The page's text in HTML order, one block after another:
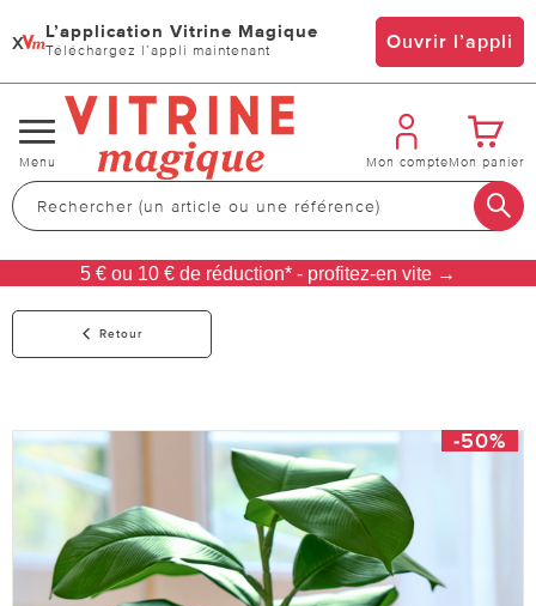
x L’application Vitrine Magique
Téléchargez l’appli maintenant Ouvrir l’appli
Changer
de
navigation
Menu Mon compteMon panier
5 € ou 10 € de réduction* - profitez-en vite →
Retour
-50%